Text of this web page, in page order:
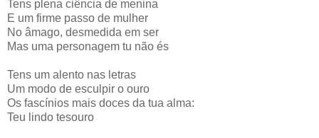
Tens plena ciência de menina
E um firme passo de mulher
No âmago, desmedida em ser
Mas uma personagem tu não és
Tens um alento nas letras
Um modo de esculpir o ouro
Os fascínios mais doces da tua alma:
Teu lindo tesouro